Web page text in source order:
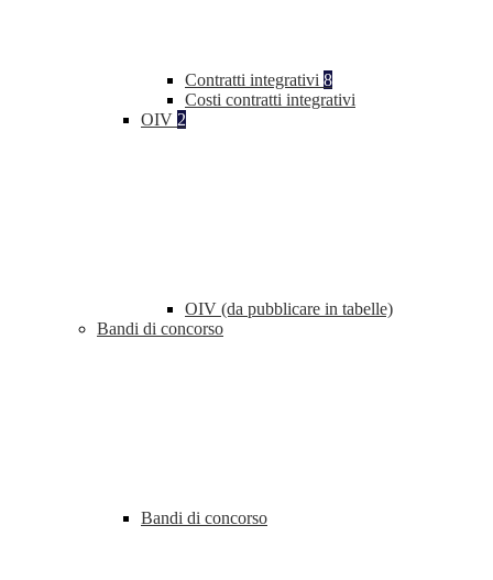
Contratti integrativi 8
Costi contratti integrativi
OIV 2
OIV (da pubblicare in tabelle)
Bandi di concorso
Bandi di concorso